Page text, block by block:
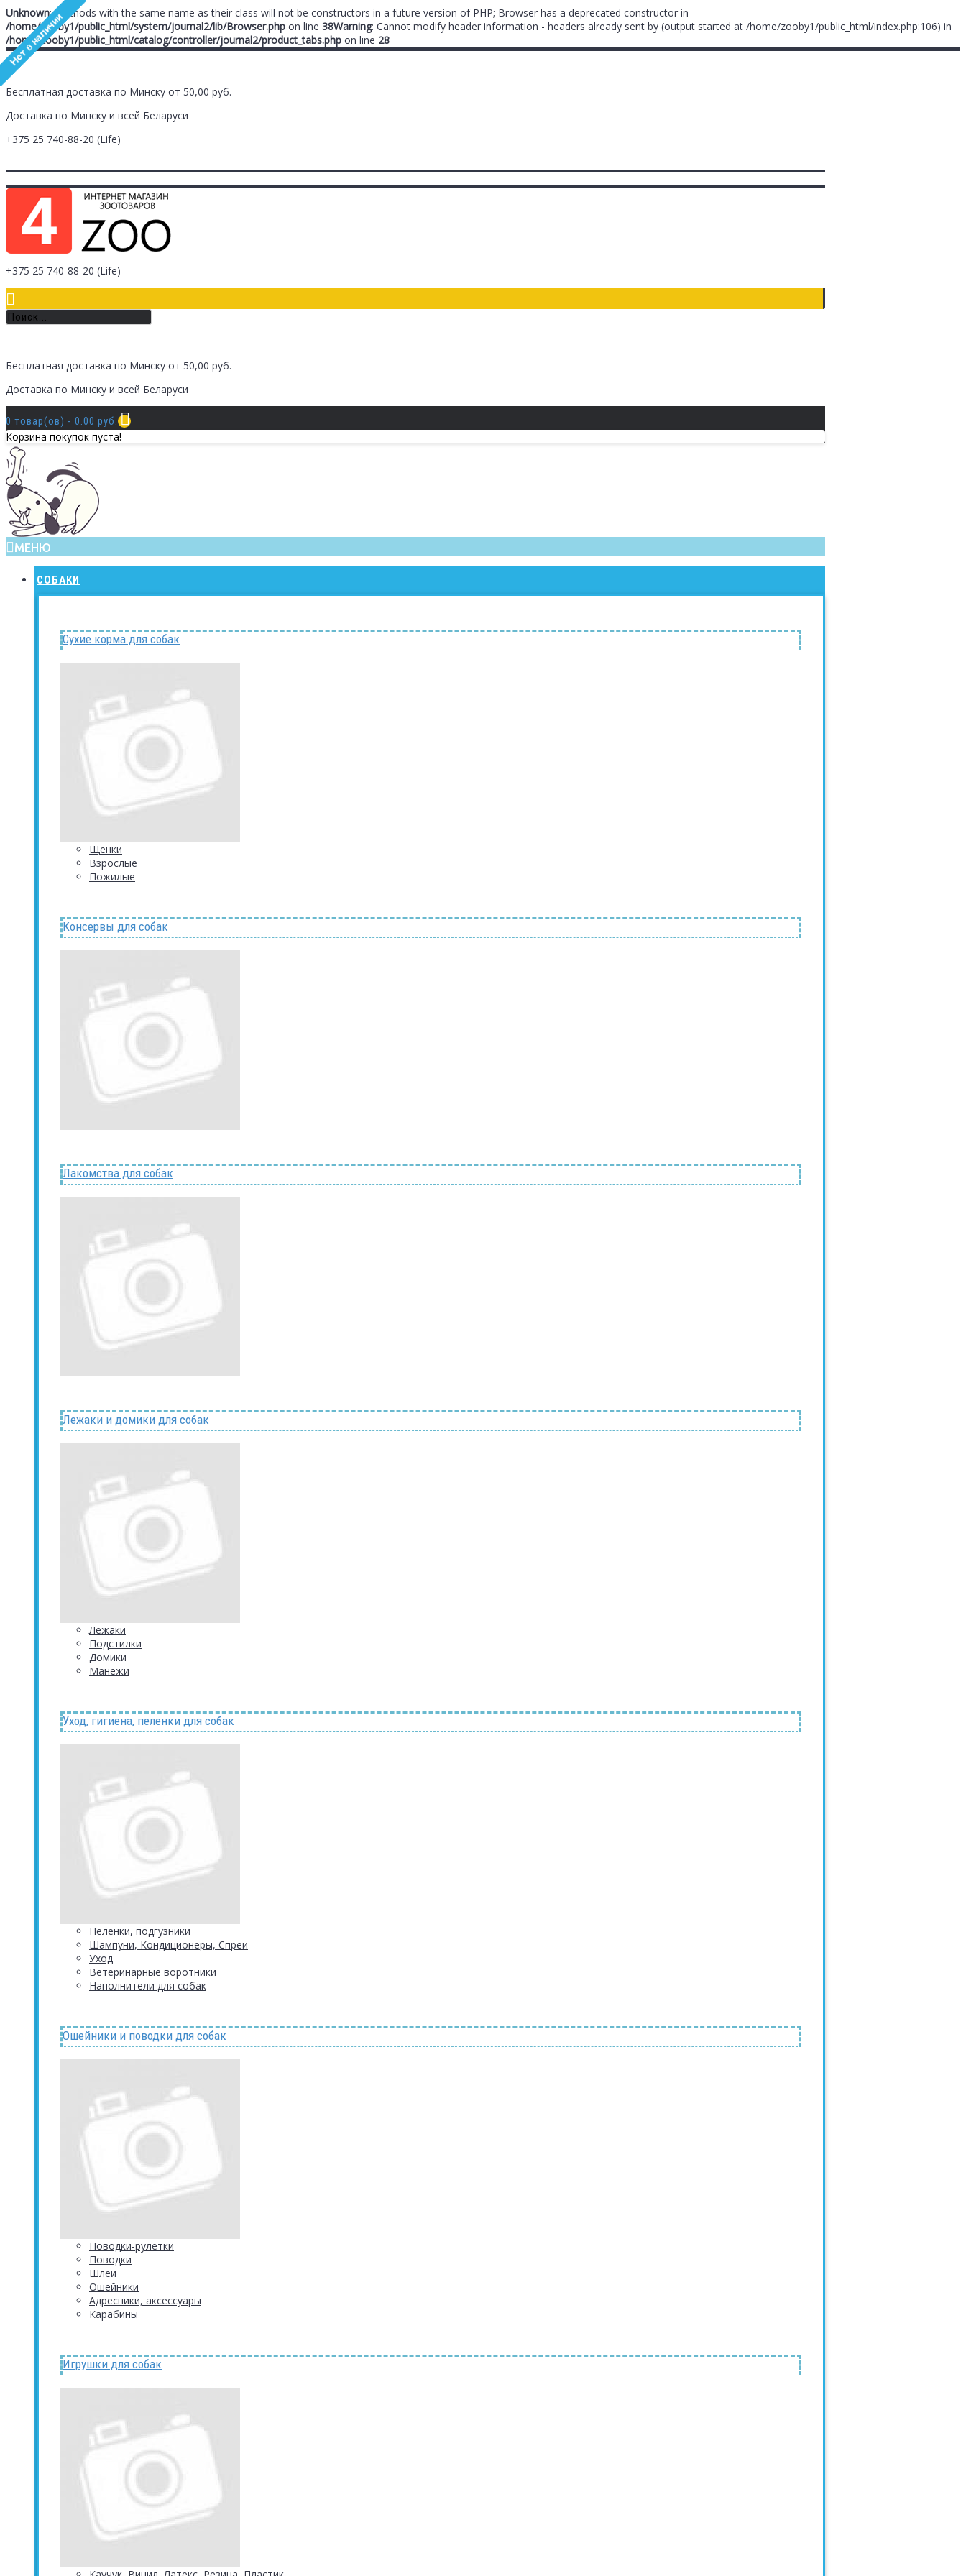
Unknown: Methods with the same name as their class will not be constructors in a future version of PHP; Browser has a deprecated constructor in
/home/zooby1/public_html/system/journal2/lib/Browser.php on line 38Warning: Cannot modify header information - headers already sent by (output started at /home/zooby1/public_html/index.php:106) in
/home/zooby1/public_html/catalog/controller/journal2/product_tabs.php on line 28
Бесплатная доставка по Минску от 50,00 руб.
Доставка по Минску и всей Беларуси
+375 25 740-88-20 (Life)
+375 25 740-88-20 (Life)
Бесплатная доставка по Минску от 50,00 руб.
Доставка по Минску и всей Беларуси
0 товар(ов) - 0.00 руб.
Корзина покупок пуста!
МЕНЮ
СОБАКИ
Сухие корма для собак
Щенки
Взрослые
Пожилые
Консервы для собак
Лакомства для собак
Лежаки и домики для собак
Лежаки
Подстилки
Домики
Манежи
Уход, гигиена, пеленки для собак
Пеленки, подгузники
Шампуни, Кондиционеры, Спреи
Уход
Ветеринарные воротники
Наполнители для собак
Ошейники и поводки для собак
Поводки-рулетки
Поводки
Шлеи
Ошейники
Адресники, аксессуары
Карабины
Игрушки для собак